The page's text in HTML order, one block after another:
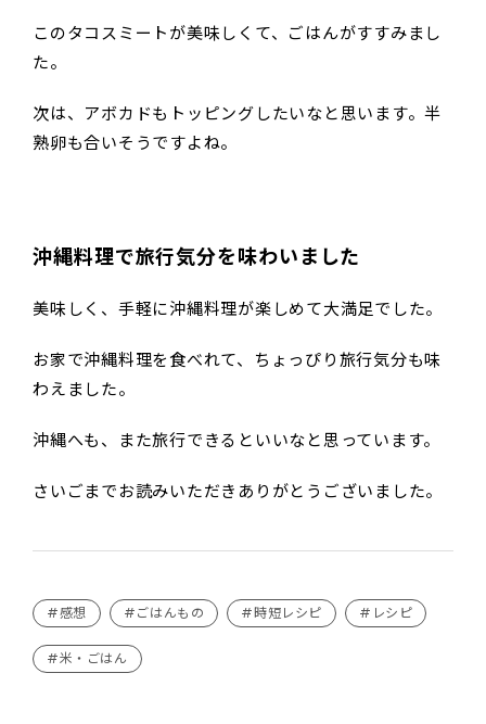
このタコスミートが美味しくて、ごはんがすすみまし
た。
次は、アボカドもトッピングしたいなと思います。半
熟卵も合いそうですよね。
沖縄料理で旅行気分を味わいました
美味しく、手軽に沖縄料理が楽しめて大満足でした。
お家で沖縄料理を食べれて、ちょっぴり旅行気分も味
わえました。
沖縄へも、また旅行できるといいなと思っています。
さいごまでお読みいただきありがとうございました。
#感想 #ごはんもの #時短レシピ #レシピ
#米・ごはん